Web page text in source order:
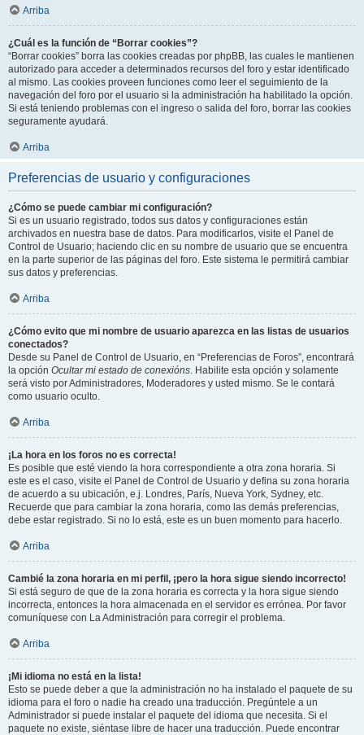
Arriba
¿Cuál es la función de “Borrar cookies”?
“Borrar cookies” borra las cookies creadas por phpBB, las cuales le mantienen
autorizado para acceder a determinados recursos del foro y estar identificado
al mismo. Las cookies proveen funciones como leer el seguimiento de la
navegación del foro por el usuario si la administración ha habilitado la opción.
Si está teniendo problemas con el ingreso o salida del foro, borrar las cookies
seguramente ayudará.
Arriba
Preferencias de usuario y configuraciones
¿Cómo se puede cambiar mi configuración?
Si es un usuario registrado, todos sus datos y configuraciones están
archivados en nuestra base de datos. Para modificarlos, visite el Panel de
Control de Usuario; haciendo clic en su nombre de usuario que se encuentra
en la parte superior de las páginas del foro. Este sistema le permitirá cambiar
sus datos y preferencias.
Arriba
¿Cómo evito que mi nombre de usuario aparezca en las listas de usuarios
conectados?
Desde su Panel de Control de Usuario, en “Preferencias de Foros”, encontrará
la opción Ocultar mi estado de conexións. Habilite esta opción y solamente
será visto por Administradores, Moderadores y usted mismo. Se le contará
como usuario oculto.
Arriba
¡La hora en los foros no es correcta!
Es posible que esté viendo la hora correspondiente a otra zona horaria. Si
este es el caso, visite el Panel de Control de Usuario y defina su zona horaria
de acuerdo a su ubicación, e.j. Londres, París, Nueva York, Sydney, etc.
Recuerde que para cambiar la zona horaria, como las demás preferencias,
debe estar registrado. Si no lo está, este es un buen momento para hacerlo.
Arriba
Cambié la zona horaria en mi perfil, ¡pero la hora sigue siendo incorrecto!
Si está seguro de que de la zona horaria es correcta y la hora sigue siendo
incorrecta, entonces la hora almacenada en el servidor es errónea. Por favor
comuníquese con La Administración para corregir el problema.
Arriba
¡Mi idioma no está en la lista!
Esto se puede deber a que la administración no ha instalado el paquete de su
idioma para el foro o nadie ha creado una traducción. Pregúntele a un
Administrador si puede instalar el paquete del idioma que necesita. Si el
paquete no existe, siéntase libre de hacer una traducción. Puede encontrar